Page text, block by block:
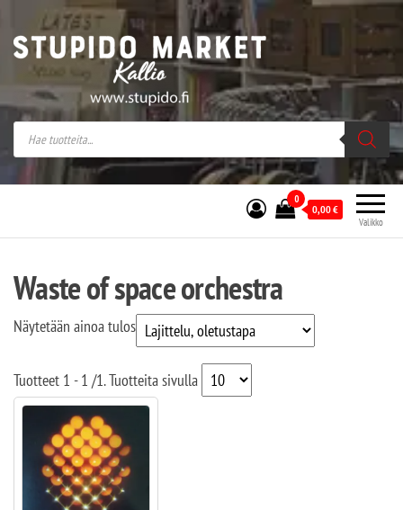
Stupido Market – verkossa ja kivijalassa
Stupido Market on vaihtoehtomusaan
erikoistunut verkko- sekä
kivijalkakauppa Helsingissä Kallion
sydämessä.
Valikko
0
0,00€
Waste of space orchestra
Näytetään ainoa tulos
Tuotteet 1 - 1 /1. Tuotteita sivulla